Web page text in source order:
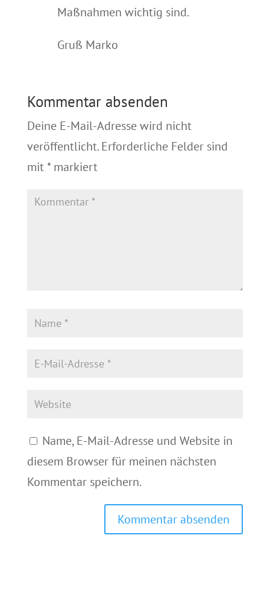
Maßnahmen wichtig sind.
Gruß Marko
Kommentar absenden
Deine E-Mail-Adresse wird nicht
veröffentlicht. Erforderliche Felder sind
mit*markiert
Name, E-Mail-Adresse und Website in
diesem Browser für meinen nächsten
Kommentar speichern.